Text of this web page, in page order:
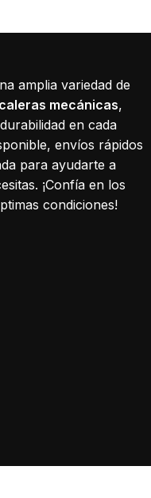
amplia variedad de
mecánicas,
en cada
envíos rápidos
para ayudarte a
¡Confía en los
condiciones!